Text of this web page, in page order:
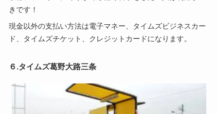
きです！
現金以外の支払い方法は電子マネー、タイムズビジネスカー
ド、タイムズチケット、クレジットカードになります。
６.タイムズ葛野大路三条